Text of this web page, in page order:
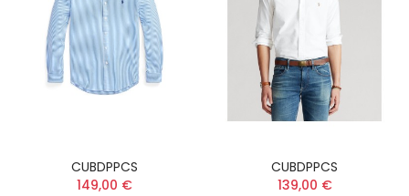
CUBDPPCS
149,00 €
CUBDPPCS
139,00 €